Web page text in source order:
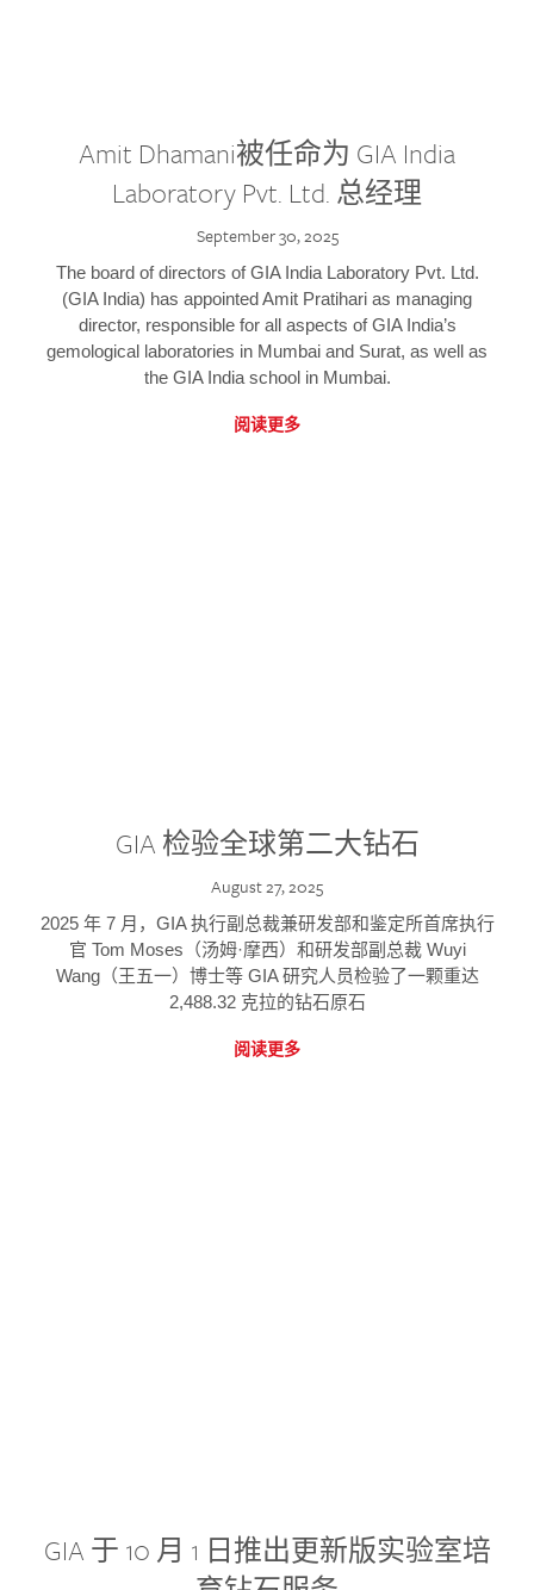
Amit Dhamani被任命为 GIA India
Laboratory Pvt. Ltd. 总经理
September 30, 2025
The board of directors of GIA India Laboratory Pvt. Ltd.
(GIA India) has appointed Amit Pratihari as managing
director, responsible for all aspects of GIA India’s
gemological laboratories in Mumbai and Surat, as well as
the GIA India school in Mumbai.
阅读更多
GIA 检验全球第二大钻石
August 27, 2025
2025 年 7 月，GIA 执行副总裁兼研发部和鉴定所首席执行
官 Tom Moses（汤姆·摩西）和研发部副总裁 Wuyi
Wang（王五一）博士等 GIA 研究人员检验了一颗重达
2,488.32 克拉的钻石原石
阅读更多
GIA 于 10 月 1 日推出更新版实验室培